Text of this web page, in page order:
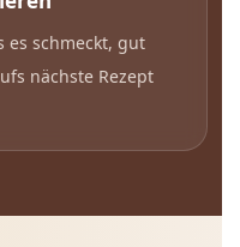
es schmeckt, gut
nächste Rezept